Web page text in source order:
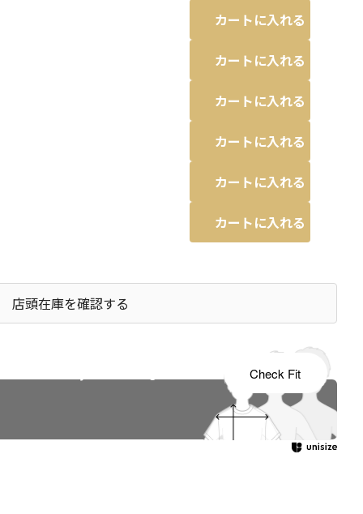
カートに入れる
カートに入れる
カートに入れる
カートに入れる
カートに入れる
カートに入れる
店頭在庫を確認する
Check Fit